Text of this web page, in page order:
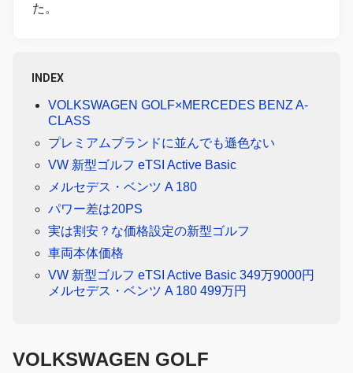
た。
INDEX
VOLKSWAGEN GOLF×MERCEDES BENZ A-
CLASS
プレミアムブランドに並んでも遜色ない
VW 新型ゴルフ eTSI Active Basic
メルセデス・ベンツ A 180
パワー差は20PS
実は割安？な価格設定の新型ゴルフ
車両本体価格
VW 新型ゴルフ eTSI Active Basic 349万9000円
メルセデス・ベンツ A 180 499万円
VOLKSWAGEN GOLF